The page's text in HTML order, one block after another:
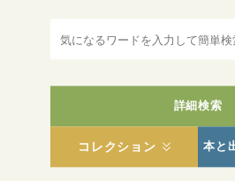
詳細検索
コレクション 本と